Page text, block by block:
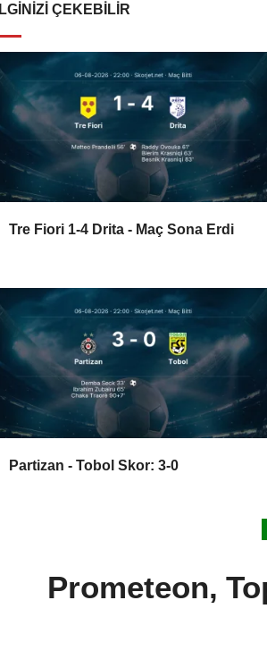
İLGINIZI ÇEKEBILIR
Tre Fiori 1-4 Drita - Maç Sona Erdi
Partizan - Tobol Skor: 3-0
Prometeon,